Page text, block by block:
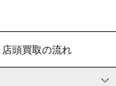
店頭買取の流れ